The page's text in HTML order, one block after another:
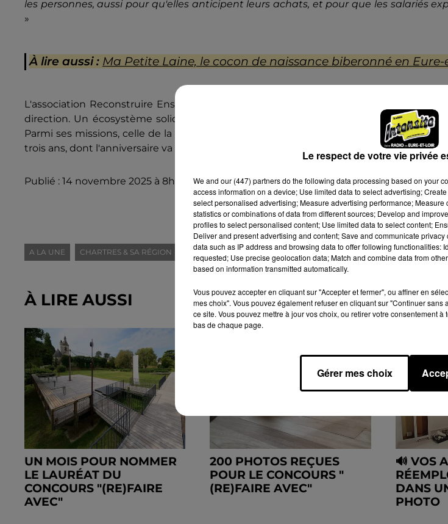
les personnes, aussi pour qu'elles anticipent leurs achats, et pour que les salariés
»
À lire aussi : Ma Petite Laine, le cocon de naissance biberonné en
L'association Reconstruire Ensemble fonctionne avec près de 130 salariés, un
direction. Un écosystème solidaire et d'insertion ancré à Mainvilliers qui s'ancre
Parmi ses missions, celle de la promotion du réemploi avec la boutique de la
trois ans, dont l'anniversaire va être marqué fin novembre.
Publié : 14 novembre 2025 à 8h00 par Jade Bihan
A LA UNE CHARTRES & SA RÉGION EURE-ET-LOIR (28) INFO LOCALE INFO LOCALE - REPORTAGES
À LIRE AUSSI
UN MOIS POUR NOMMER
LE LAURÉAT DU
CONCOURS "(RE)FAIRE
AVEC"
200 PHOTOS REÇUES
POUR LE CONCOURS "
(RE)FAIRE AVEC"
🔊 VOS
DANS
PHOTO
Le respect de votre vie privée
We and our (447) partnersdo the following data processing based on your
access information on a device; Use limited data to select advertising;
select personalised advertising; Measure advertising performance;
statistics or combinations of data from different sources; Develop and
profiles to select personalised content; Use limited data to select content;
Deliver and present advertising and content; Save and communicate
data such as IP address and browsing data to offer following functionalities:
requested; Use precise geolocation data; Match and combine data from
based on information transmitted automatically.
Vous pouvez accepter en cliquant sur "Accepter et fermer", ou affiner en
mes choix". Vous pouvez également refuser en cliquant sur "Continuer
ce site. Vous pouvez mettre à jour vos choix, ou retirer votre consentement
bas de chaque page.
Gérer mes choix